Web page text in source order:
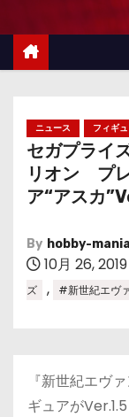
ニュース フィギ
セガプライ
リオン ​プ
ア“アスカ
By hobby-
10月 26, 2019
ズ
, #新世紀エヴ
『新世紀エヴ
ギュアが